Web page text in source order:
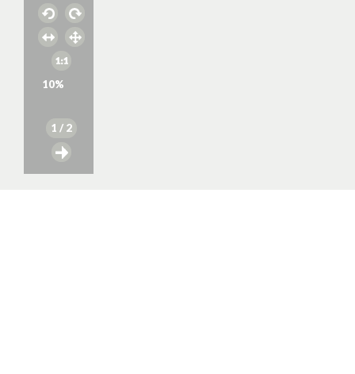
10%
1 / 2